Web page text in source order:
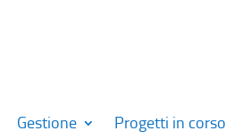
Gestione Progetti in corso